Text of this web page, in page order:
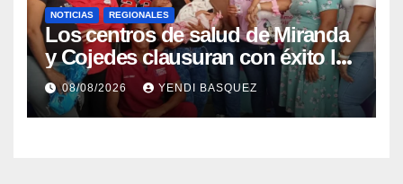
NOTICIAS REGIONALES
Los centros de salud de Miranda
y Cojedes clausuran con éxito la
Semana Mundial de la Lactancia
Materna
08/08/2026 YENDI BASQUEZ